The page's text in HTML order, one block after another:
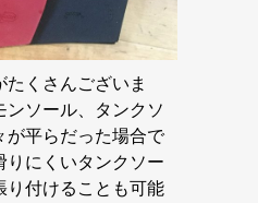
くさんございま
ンソール、タンクソ
が平らだった場合で
りにくいタンクソー
り付けることも可能